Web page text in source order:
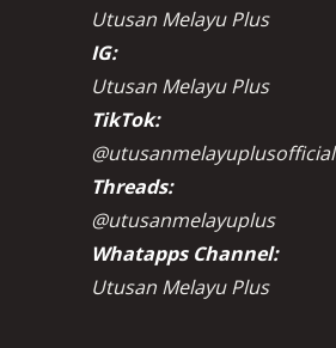
Utusan Melayu Plus
IG:
Utusan Melayu Plus
TikTok:
@utusanmelayuplusofficial
Threads:
@utusanmelayuplus
Whatapps Channel:
Utusan Melayu Plus